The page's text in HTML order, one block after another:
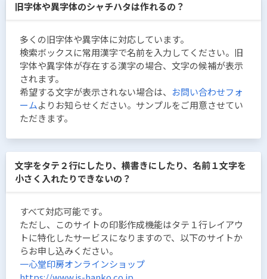
旧字体や異字体のシャチハタは作れるの？
多くの旧字体や異字体に対応しています。
検索ボックスに常用漢字で名前を入力してください。旧
字体や異字体が存在する漢字の場合、文字の候補が表示
されます。
希望する文字が表示されない場合は、 お問い合わせフォ
ームよりお知らせください。サンプルをご用意させてい
ただきます。
文字をタテ２行にしたり、横書きにしたり、名前１文字を
小さく入れたりできないの？
すべて対応可能です。
ただし、このサイトの印影作成機能はタテ１行レイアウ
トに特化したサービスになりますので、以下のサイトか
らお申し込みください。
一心堂印房オンラインショップ